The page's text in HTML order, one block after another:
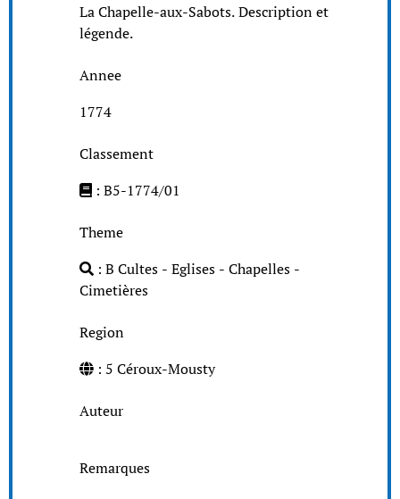
La Chapelle-aux-Sabots. Description et
légende.
Annee
1774
Classement
: B5-1774/01
Theme
: B Cultes - Eglises - Chapelles -
Cimetières
Region
: 5 Céroux-Mousty
Auteur
Remarques